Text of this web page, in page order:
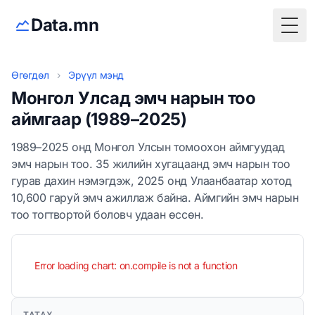
Data.mn
Өгөгдөл › Эрүүл мэнд
Монгол Улсад эмч нарын тоо
аймгаар (1989–2025)
1989–2025 онд Монгол Улсын томоохон аймгуудад
эмч нарын тоо. 35 жилийн хугацаанд эмч нарын тоо
гурав дахин нэмэгдэж, 2025 онд Улаанбаатар хотод
10,600 гаруй эмч ажиллаж байна. Аймгийн эмч нарын
тоо тогтвортой боловч удаан өссөн.
Error loading chart: on.compile is not a function